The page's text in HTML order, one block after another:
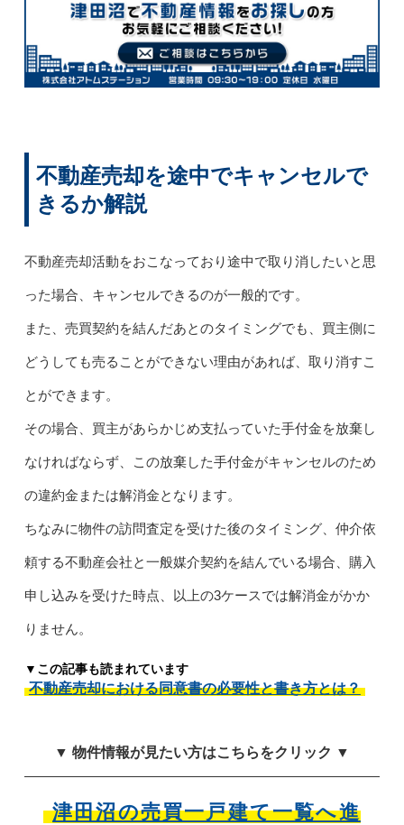
不動産売却を途中でキャンセルで
きるか解説
不動産売却活動をおこなっており途中で取り消したいと思
った場合、キャンセルできるのが一般的です。
また、売買契約を結んだあとのタイミングでも、買主側に
どうしても売ることができない理由があれば、取り消すこ
とができます。
その場合、買主があらかじめ支払っていた手付金を放棄し
なければならず、この放棄した手付金がキャンセルのため
の違約金または解消金となります。
ちなみに物件の訪問査定を受けた後のタイミング、仲介依
頼する不動産会社と一般媒介契約を結んでいる場合、購入
申し込みを受けた時点、以上の3ケースでは解消金がかか
りません。
▼この記事も読まれています
不動産売却における同意書の必要性と書き方とは？
▼ 物件情報が見たい方はこちらをクリック ▼
津田沼の売買一戸建て一覧へ進